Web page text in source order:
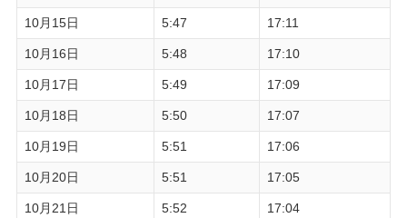
10月15日 5:47 17:11
10月16日 5:48 17:10
10月17日 5:49 17:09
10月18日 5:50 17:07
10月19日 5:51 17:06
10月20日 5:51 17:05
10月21日 5:52 17:04